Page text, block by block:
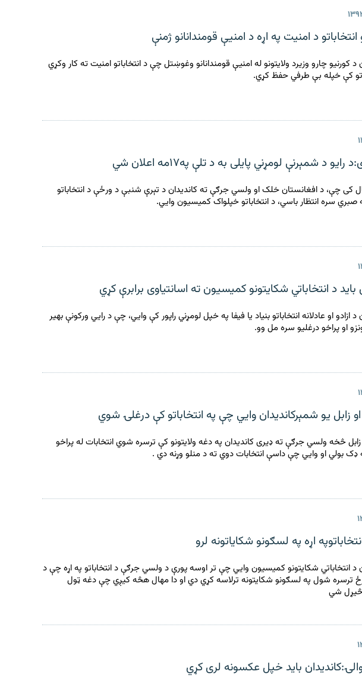
انتخاباتو د امنیت په اړه د امنیې قومندانانو ژمنې
د کورنیو چارو وزیرد ولایتونو له امنیې قومندانانو وغوښتل چې د انتخاباتو امنیت ته کار وکړي
کې خپله بې طرفي حفظ کړي.
د شمېرنې لومړني پایلی به د تلې په۱۷مه اعلان شي
کی چې، د افغانستان خلک او ولسي جرګې ته کاندیدان د تېرې شنبې د ورځې د انتخاباتو
صبري سره انتظار باسي، د انتخاباتو خپلواک کمیسیون وایي.
باید د انتخاباتي شکایتونو کمیسیون ته اسانتیاوی برابرې کړي
ازادو او عادلانه انتخاباتو بنیاد یا فیفا په خپل لومړني راپور کې وايي، چې د رايي ورکونې بهیر
او پراخو درغلیو سره مل وو.
زابل يو شمېرکانديدان وايي چې په انتخاباتو کې درغلۍ شوي
زابل څخه ولسي جرګې ته ډيرى کانديدان په دغه ولايتونو کې ترسره شوي انتخابات له پراخو
بولي او وايي چې داسې انتخابات دوي ته د منلو وړنه دي .
اړه په لسګونو شکایاتونه لرو
د انتخاباتي شکایتونو کمیسیون وايي چې تر اوسه پورې د ولسي جرګې د انتخاباتو په اړه چې د
ترسره شول په لسګونو شکایتونه ترلاسه کړي دي او دا مهال هڅه کیږي چې دغه ټول
شي
باید خپل عکسونه لری کړي